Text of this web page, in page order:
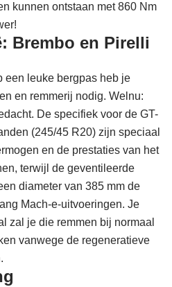
kunnen ontstaan met 860 Nm
Brembo en Pirelli
een leuke bergpas heb je
en remmerij nodig. Welnu:
De specifiek voor de GT-
(245/45 R20) zijn speciaal
en de prestaties van het
terwijl de geventileerde
diameter van 385 mm de
Mach-e-uitvoeringen. Je
zal je die remmen bij normaal
vanwege de regeneratieve